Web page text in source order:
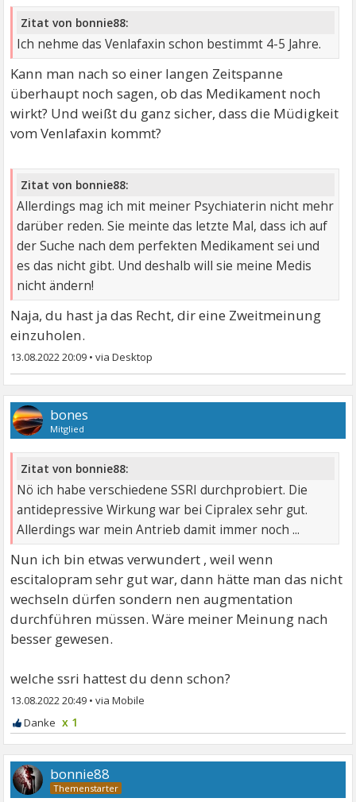
Zitat von bonnie88:
Ich nehme das Venlafaxin schon bestimmt 4-5 Jahre.
Kann man nach so einer langen Zeitspanne
überhaupt noch sagen, ob das Medikament noch
wirkt? Und weißt du ganz sicher, dass die Müdigkeit
vom Venlafaxin kommt?
Zitat von bonnie88:
Allerdings mag ich mit meiner Psychiaterin nicht mehr
darüber reden. Sie meinte das letzte Mal, dass ich auf
der Suche nach dem perfekten Medikament sei und
es das nicht gibt. Und deshalb will sie meine Medis
nicht ändern!
Naja, du hast ja das Recht, dir eine Zweitmeinung
einzuholen.
13.08.2022 20:09 •
bones
Mitglied
Zitat von bonnie88:
Nö ich habe verschiedene SSRI durchprobiert. Die
antidepressive Wirkung war bei Cipralex sehr gut.
Allerdings war mein Antrieb damit immer noch ...
Nun ich bin etwas verwundert , weil wenn
escitalopram sehr gut war, dann hätte man das nicht
wechseln dürfen sondern nen augmentation
durchführen müssen. Wäre meiner Meinung nach
besser gewesen.
welche ssri hattest du denn schon?
13.08.2022 20:49 •
x 1
bonnie88